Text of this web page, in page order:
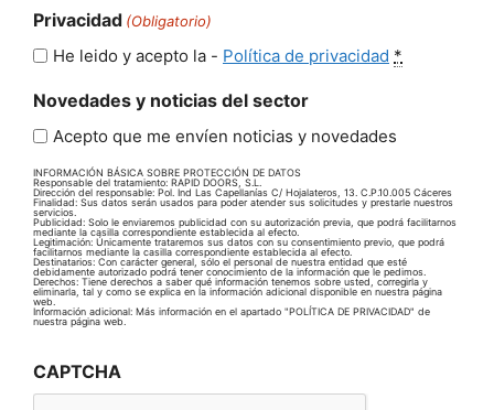
Privacidad (Obligatorio)
He leido y acepto la - Política de privacidad *
Novedades y noticias del sector
Acepto que me envíen noticias y novedades
INFORMACIÓN BÁSICA SOBRE PROTECCIÓN DE DATOS
Responsable del tratamiento: RAPID DOORS, S.L.
Dirección del responsable: Pol. Ind Las Capellanías C/ Hojalateros, 13. C.P.10.005 Cáceres
Finalidad: Sus datos serán usados para poder atender sus solicitudes y prestarle nuestros
servicios.
Publicidad: Solo le enviaremos publicidad con su autorización previa, que podrá facilitarnos
mediante la casilla correspondiente establecida al efecto.
Legitimación: Únicamente trataremos sus datos con su consentimiento previo, que podrá
facilitarnos mediante la casilla correspondiente establecida al efecto.
Destinatarios: Con carácter general, sólo el personal de nuestra entidad que esté
debidamente autorizado podrá tener conocimiento de la información que le pedimos.
Derechos: Tiene derechos a saber qué información tenemos sobre usted, corregirla y
eliminarla, tal y como se explica en la información adicional disponible en nuestra página
web.
Información adicional: Más información en el apartado "POLÍTICA DE PRIVACIDAD" de
nuestra página web.
CAPTCHA